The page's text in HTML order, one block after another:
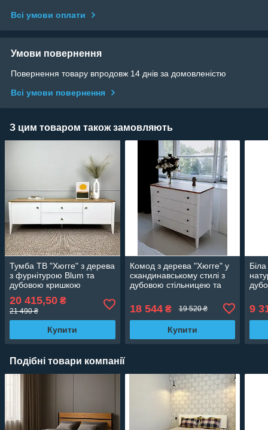
Всі умови оплати
Умови повернення
Повернення товару впродовж 14 днів за домовленістю
Всі умови повернення
З цим товаром також замовляють
Тумба ТВ "Хюгге" з дерева
з фурнітурою Blum та
дубовою кришкою
20 415,50 ₴
21 490 ₴
Купити
Комод з дерева "Хюгге" у
скандинавському стилі з
дубовою стільницею та
18 544₴ 19 520 ₴
Купити
9
Подібні товари компанії